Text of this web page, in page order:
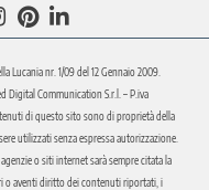
nr. 1/09 del 12 Gennaio 2009.
Digital Communication S.r.l. – P.iva
di questo sito sono di proprietà della
utilizzati senza espressa autorizzazione.
o siti internet sarà sempre citata la
o aventi diritto dei contenuti riportati, i